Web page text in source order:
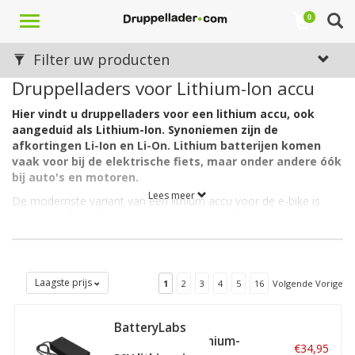
Toggle
0
Druppelladers voor Lithium-Ion accu
Hier vindt u druppelladers voor een lithium accu, ook
aangeduid als Lithium-Ion. Synoniemen zijn de
afkortingen Li-Ion en Li-On. Lithium batterijen komen
vaak voor bij de elektrische fiets, maar onder andere óók
bij auto's en motoren.
De modernste variant van een lithium accu voor de e-bike is
fietsladers.
Naar Type Accu
Lees meer
Filter uw producten
Laagste prijs 1 2 3 4 5 16 Volgende Vorige
BatteryLabs
MegaCharge Lithium-
€34,95